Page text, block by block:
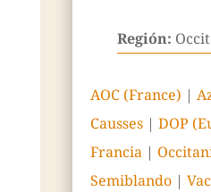
Región:
AOC (France) |
Causses| DOP
Francia|
Semiblando|